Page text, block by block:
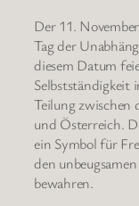
Der 11.
Tag der
diesem Datum
Selbstständigkeit
Teilung zwischen
und Österreich.
ein Symbol für
den
bewahren.